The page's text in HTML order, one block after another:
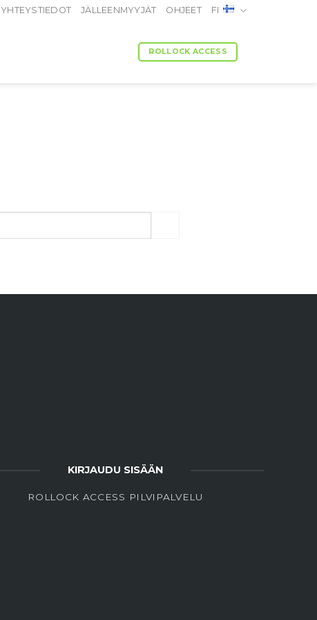
YHTEYSTIEDOT JÄLLEENMYYJÄT OHJEET FI
ROLLOCK ACCESS
KIRJAUDU SISÄÄN
ROLLOCK ACCESS PILVIPALVELU